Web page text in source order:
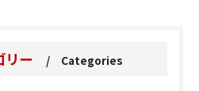
リー Categories